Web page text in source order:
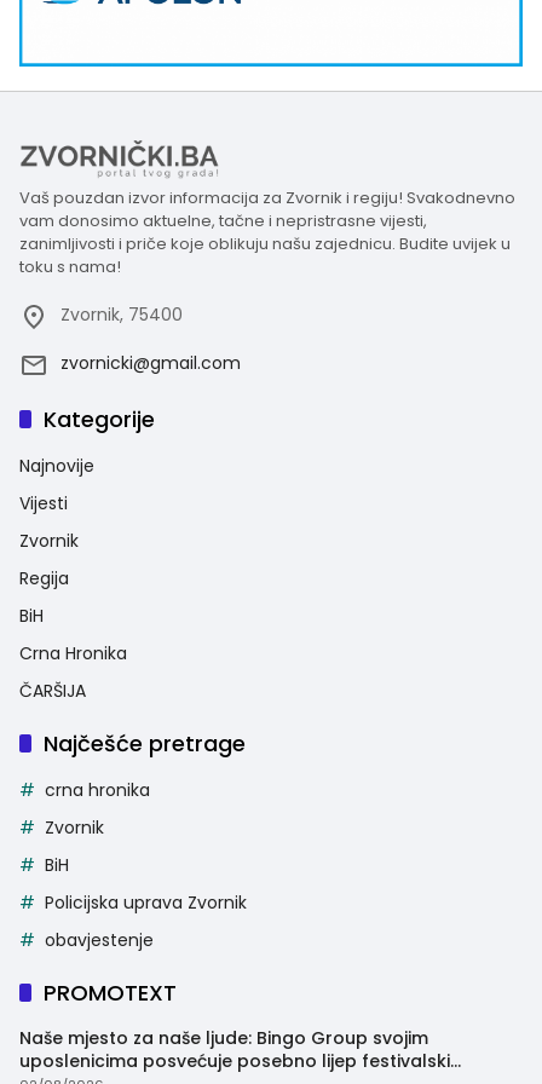
Vaš pouzdan izvor informacija za Zvornik i regiju! Svakodnevno
vam donosimo aktuelne, tačne i nepristrasne vijesti,
zanimljivosti i priče koje oblikuju našu zajednicu. Budite uvijek u
toku s nama!
Zvornik, 75400
zvornicki@gmail.com
Kategorije
Najnovije
Vijesti
Zvornik
Regija
BiH
Crna Hronika
ČARŠIJA
Najčešće pretrage
crna hronika
Zvornik
BiH
Policijska uprava Zvornik
obavjestenje
PROMOTEXT
Naše mjesto za naše ljude: Bingo Group svojim
uposlenicima posvećuje posebno lijep festivalski